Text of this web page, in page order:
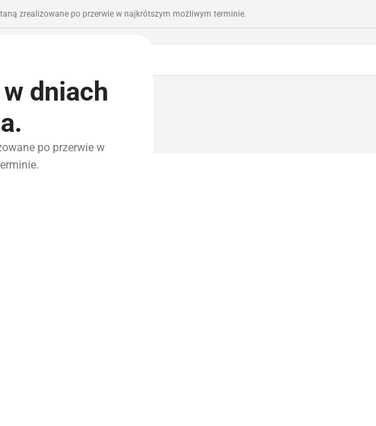
dniach
po przerwie w
zrealizowane po przerwie w najkrótszym możliwym terminie.
Taktyczne